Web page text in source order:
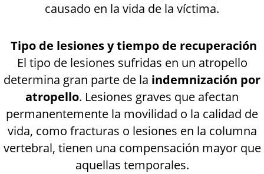
causado en la vida de la víctima.
Tipo de lesiones y tiempo de recuperación
El tipo de lesiones sufridas en un atropello
determina gran parte de la indemnización por
atropello. Lesiones graves que afectan
permanentemente la movilidad o la calidad de
vida, como fracturas o lesiones en la columna
vertebral, tienen una compensación mayor que
aquellas temporales.